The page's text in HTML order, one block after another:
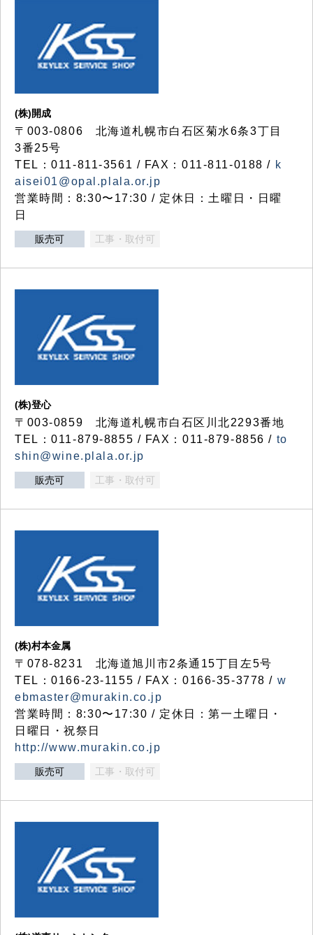
(株)開成
〒003-0806 北海道札幌市白石区菊水6条3丁目
3番25号
TEL：011-811-3561 / FAX：011-811-0188 / k
aisei01@opal.plala.or.jp
営業時間：8:30〜17:30 / 定休日：土曜日・日曜
日
販売可 工事・取付可
(株)登心
〒003-0859 北海道札幌市白石区川北2293番地
TEL：011-879-8855 / FAX：011-879-8856 / to
shin@wine.plala.or.jp
販売可 工事・取付可
(株)村本金属
〒078-8231 北海道旭川市2条通15丁目左5号
TEL：0166-23-1155 / FAX：0166-35-3778 / w
ebmaster@murakin.co.jp
営業時間：8:30〜17:30 / 定休日：第一土曜日・
日曜日・祝祭日
http://www.murakin.co.jp
販売可 工事・取付可